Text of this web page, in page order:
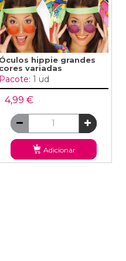
Óculos hippie grandes
cores variadas
Pacote: 1 ud
4,99 €
Adicionar